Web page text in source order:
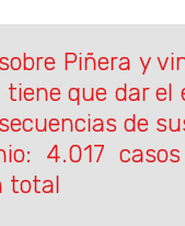
Piñera y
que dar el
de
4.017
total